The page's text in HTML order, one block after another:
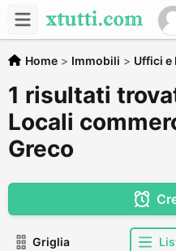
Home > Immobili > Uffici e
1 risultati
Locali
Greco
Griglia